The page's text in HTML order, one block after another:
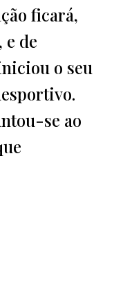
ficará,
de
o seu
se ao